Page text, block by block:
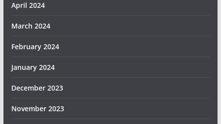
April 2024
March 2024
February 2024
January 2024
December 2023
November 2023